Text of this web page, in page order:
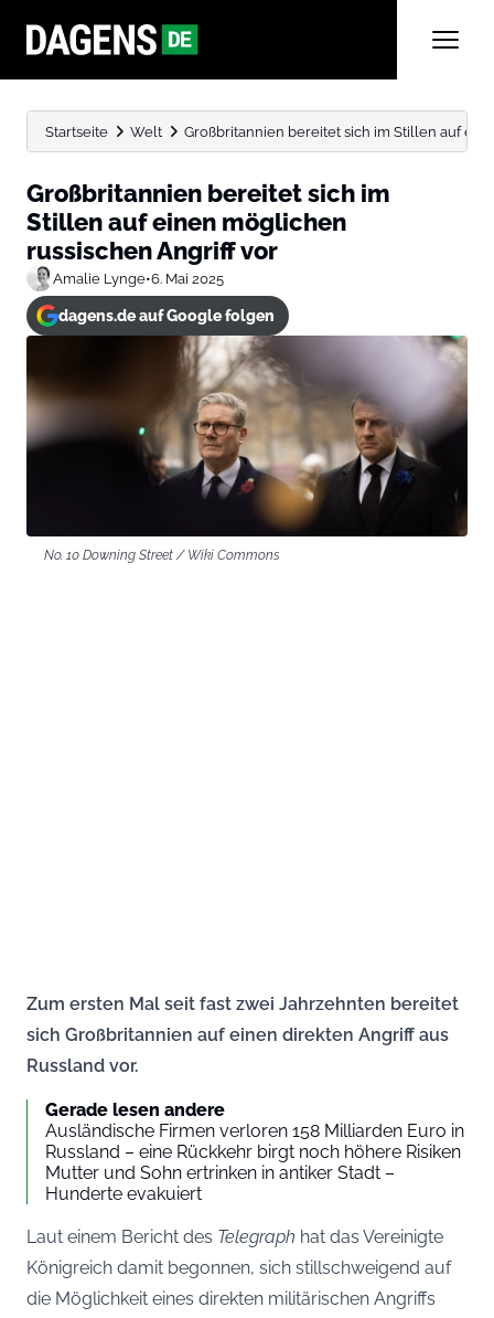
Startseite Welt Großbritannien bereitet sich im Stillen auf
Großbritannien bereitet sich im
Stillen auf einen möglichen
russischen Angriff vor
Amalie Lynge•6. Mai 2025
dagens.de auf Google folgen
No. 10 Downing Street / Wiki Commons
Zum ersten Mal seit fast zwei Jahrzehnten bereitet
sich Großbritannien auf einen direkten Angriff aus
Russland vor.
Gerade lesen andere
Ausländische Firmen verloren 158 Milliarden Euro in
Russland – eine Rückkehr birgt noch höhere Risiken
Mutter und Sohn ertrinken in antiker Stadt –
Hunderte evakuiert
Laut einem Bericht des Telegraph hat das Vereinigte
Königreich damit begonnen, sich stillschweigend auf
die Möglichkeit eines direkten militärischen Angriffs